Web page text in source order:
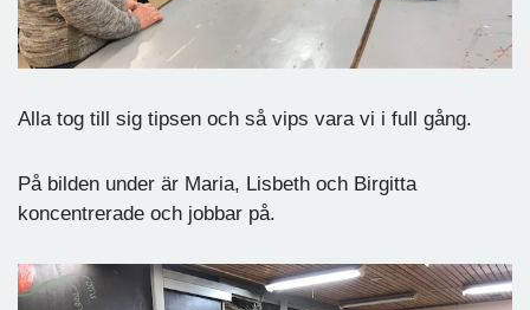
Alla tog till sig tipsen och så vips vara vi i full gång.
På bilden under är Maria, Lisbeth och Birgitta
koncentrerade och jobbar på.